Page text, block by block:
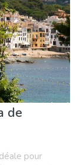
de
pour